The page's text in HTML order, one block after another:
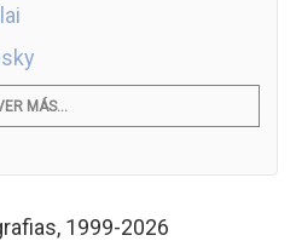
MÁS...
1999-2026